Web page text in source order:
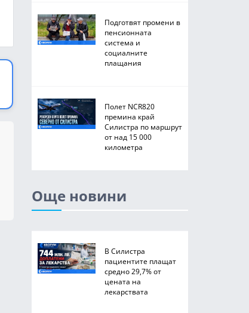
Подготвят промени в
пенсионната
система и
социалните
плащания
Полет NCR820
премина край
Силистра по маршрут
от над 15 000
километра
Още новини
В Силистра
пациентите плащат
средно 29,7% от
цената на
лекарствата